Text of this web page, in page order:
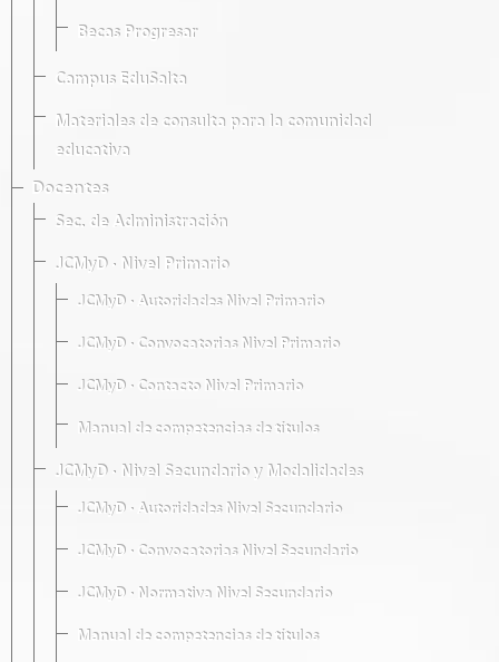
Becas Progresar
Campus EduSalta
Materiales de consulta para la comunidad
educativa
Docentes
Sec. de Administración
JCMyD · Nivel Primario
JCMyD · Autoridades Nivel Primario
JCMyD · Convocatorias Nivel Primario
JCMyD · Contacto Nivel Primario
Manual de competencias de títulos
JCMyD · Nivel Secundario y Modalidades
JCMyD · Autoridades Nivel Secundario
JCMyD · Convocatorias Nivel Secundario
JCMyD · Normativa Nivel Secundario
Manual de competencias de títulos